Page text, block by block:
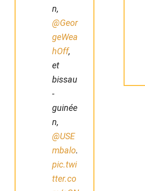
n,
@Geor
geWea
hOff,
et
bissau
-
guinée
n,
@USE
mbalo.
pic.twi
tter.co